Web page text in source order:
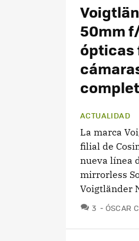
50mm
ópticas
ACTUALIDAD
La marca
filial de
nueva línea
mirrorless
Voigtländer
3
ÓSCAR